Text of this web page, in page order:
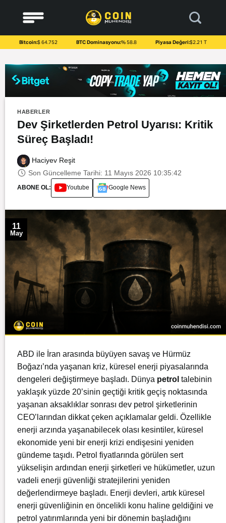
content
Bitcoin:$ 64.752 BTC Dominasyonu:% 58.8 Piyasa Değeri:$2.21 T
HABERLER
Dev Şirketlerden Petrol Uyarısı: Kritik
Süreç Başladı!
Haciyev Reşit
Son Güncelleme Tarihi: 11 Mayıs 2026 10:35:42
ABONE OL: Youtube Google News
11
May
ABD ile İran arasında büyüyen savaş ve Hürmüz
Boğazı’nda yaşanan kriz, küresel enerji piyasalarında
dengeleri değiştirmeye başladı. Dünya petrol talebinin
yaklaşık yüzde 20’sinin geçtiği kritik geçiş noktasında
yaşanan aksaklıklar sonrası dev petrol şirketlerinin
CEO’larından dikkat çeken açıklamalar geldi. Özellikle
enerji arzında yaşanabilecek olası kesintiler, küresel
ekonomide yeni bir enerji krizi endişesini yeniden
gündeme taşıdı. Petrol fiyatlarında görülen sert
yükselişin ardından enerji şirketleri ve hükümetler, uzun
vadeli enerji güvenliği stratejilerini yeniden
değerlendirmeye başladı. Enerji devleri, artık küresel
enerji güvenliğinin en öncelikli konu haline geldiğini ve
petrol yatırımlarında yeni bir dönemin başladığını